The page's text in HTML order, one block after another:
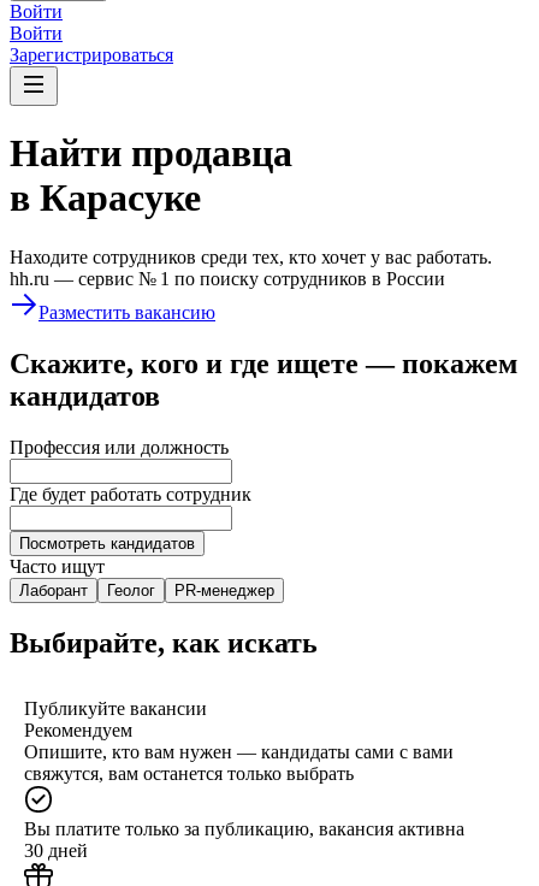
Войти
Войти
Зарегистрироваться
Найти продавца
в Карасуке
Находите сотрудников среди тех, кто хочет у вас работать.
hh.ru — сервис № 1 по поиску сотрудников в России
Разместить вакансию
Скажите, кого и где ищете — покажем
кандидатов
Профессия или должность
Где будет работать сотрудник
Посмотреть кандидатов
Часто ищут
Лаборант Геолог PR-менеджер
Выбирайте, как искать
Публикуйте вакансии
Рекомендуем
Опишите, кто вам нужен — кандидаты сами с вами
свяжутся, вам останется только выбрать
Вы платите только за публикацию, вакансия активна
30 дней